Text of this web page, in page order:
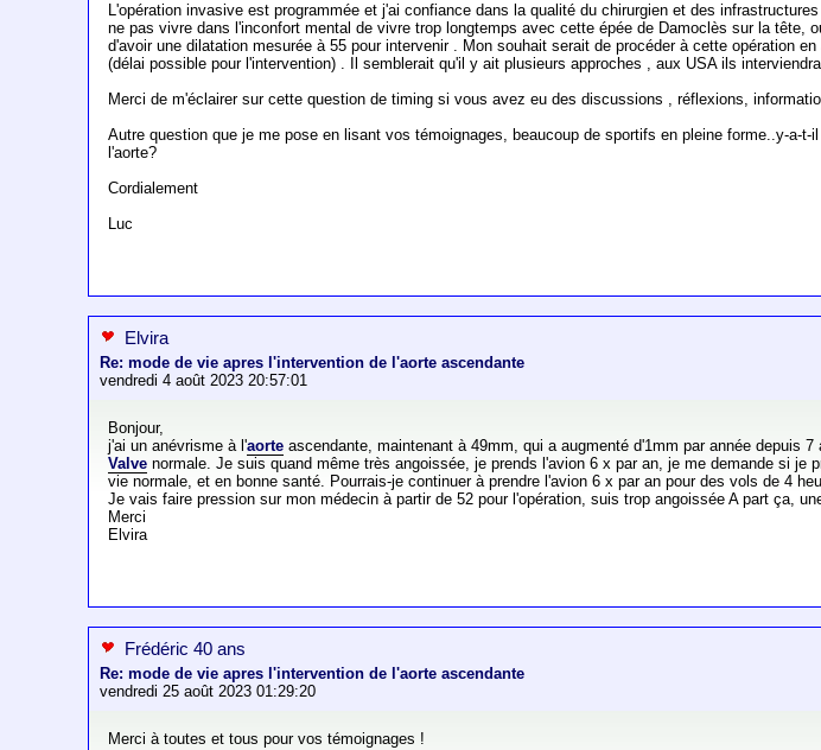
L'opération invasive est programmée et j'ai confiance dans la qualité du chirurgien et des
ne pas vivre dans l'inconfort mental de vivre trop longtemps avec cette épée de Damoclès sur la
d'avoir une dilatation mesurée à 55 pour intervenir . Mon souhait serait de procéder à cette opération
(délai possible pour l'intervention) . Il semblerait qu'il y ait plusieurs approches , aux USA ils
Merci de m'éclairer sur cette question de timing si vous avez eu des discussions , réflexions,
Autre question que je me pose en lisant vos témoignages, beaucoup de sportifs en pleine forme..y-a-
l'aorte?
Cordialement
Luc
Elvira
Re: mode de vie apres l'intervention de l'aorte ascendante
vendredi 4 août 2023 20:57:01
Bonjour,
j'ai un anévrisme à l'aorte ascendante, maintenant à 49mm, qui a augmenté d'1mm par année depuis
Valve normale. Je suis quand même très angoissée, je prends l'avion 6 x par an, je me demande si je
vie normale, et en bonne santé. Pourrais-je continuer à prendre l'avion 6 x par an pour des vols de 4
Je vais faire pression sur mon médecin à partir de 52 pour l'opération, suis trop angoissée A part ça,
Merci
Elvira
Frédéric 40 ans
Re: mode de vie apres l'intervention de l'aorte ascendante
vendredi 25 août 2023 01:29:20
Merci à toutes et tous pour vos témoignages !